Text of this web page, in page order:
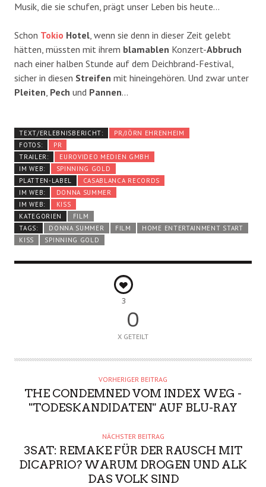
Musik, die sie schufen, prägt unser Leben bis heute…
Schon Tokio Hotel, wenn sie denn in dieser Zeit gelebt
hätten, müssten mit ihrem blamablen Konzert-Abbruch
nach einer halben Stunde auf dem Deichbrand-Festival,
sicher in diesen Streifen mit hineingehören. Und zwar unter
Pleiten, Pech und Pannen…
TEXT/ERLEBNISBERICHT:
PR/JÖRN EHRENHEIM
FOTOS:
PR
TRAILER:
EUROVIDEO MEDIEN GMBH
IM WEB:
SPINNING GOLD
PLATTEN-LABEL
CASABLANCA RECORDS
IM WEB:
DONNA SUMMER
IM WEB:
KISS
KATEGORIEN
FILM
TAGS:
DONNA SUMMER FILM
HOME ENTERTAINMENT START
KISS
SPINNING GOLD
3
0
X GETEILT
VORHERIGER BEITRAG
THE CONDEMNED VOM INDEX WEG -
"TODESKANDIDATEN" AUF BLU-RAY
NÄCHSTER BEITRAG
3SAT: REMAKE FÜR DER RAUSCH MIT
DICAPRIO? WARUM DROGEN UND ALK
DAS VOLK SIND